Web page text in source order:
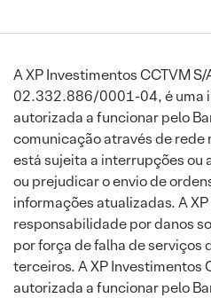
A XP Investimentos CCTVM
02.332.886/0001-04, é uma
autorizada a funcionar pelo
comunicação através de
está sujeita a interrupções ou
ou prejudicar o envio de
informações atualizadas. A
responsabilidade por danos
por força de falha de serviços
terceiros. A XP Investimentos
autorizada a funcionar pelo